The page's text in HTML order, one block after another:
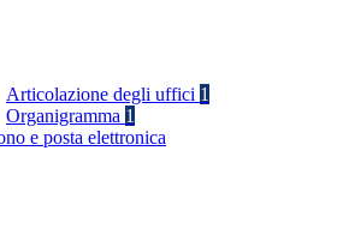
Articolazione degli uffici 1
Organigramma 1
e posta elettronica